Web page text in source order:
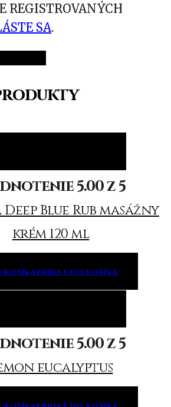
REGISTROVANÝCH
SA.
5.00z 5
Blue Rub masážny
krém 120 ml
KOŠÍKAPRIDAŤ DO KOŠÍKA
5.00z 5
eucalyptus